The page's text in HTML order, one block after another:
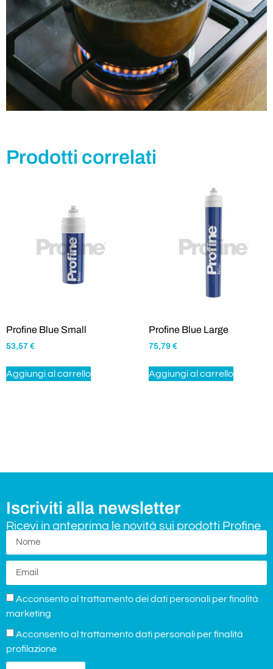
Prodotti correlati
Profine Blue Small
53,57 €
Aggiungi al carrello
Profine Blue Large
75,79 €
Aggiungi al carrello
Iscriviti alla newsletter
Ricevi in anteprima le novità sui prodotti Profine
Acconsento al trattamento dei dati personali per finalità
marketing
Acconsento al trattamento dati personali per finalità
profilazione